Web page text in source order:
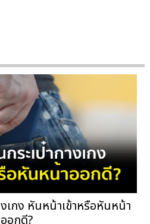
เกง หันหน้าเข้าหรือหันหน้า
ออกดี?